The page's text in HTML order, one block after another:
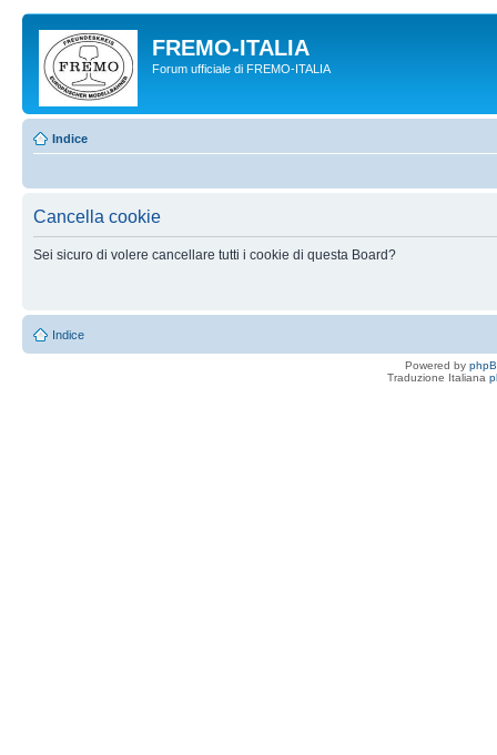
FREMO-ITALIA
Forum ufficiale di FREMO-ITALIA
Indice
Cancella cookie
Sei sicuro di volere cancellare tutti i cookie di questa Board?
Indice
Powered by
Traduzione Italiana